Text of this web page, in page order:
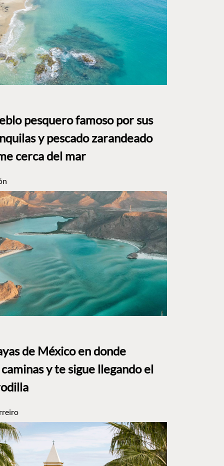
pesquero famoso por sus
y pescado zarandeado
cerca del mar
de México en donde
y te sigue llegando el